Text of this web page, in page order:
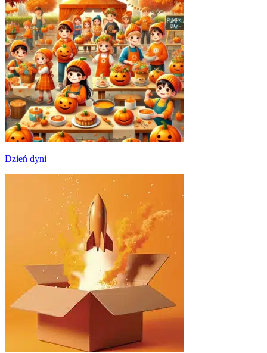
Dzień dyni